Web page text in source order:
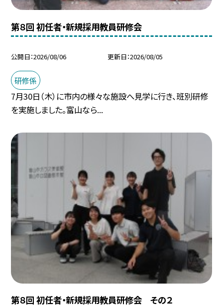
第８回 初任者・新規採用教員研修会
公開日 2026/08/06 更新日 2026/08/05
研修係
7月30日（木）に市内の様々な施設へ見学に行き、班別研修
を実施しました。富山なら...
第８回 初任者・新規採用教員研修会 その２